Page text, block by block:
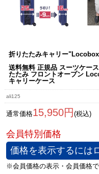
折りたたみキャリー
送料無料 正規品 スーツケー
たたみ フロントオープン
キャリーケース
ali125
通常価格15,950円 (税込)
価格を表示するには